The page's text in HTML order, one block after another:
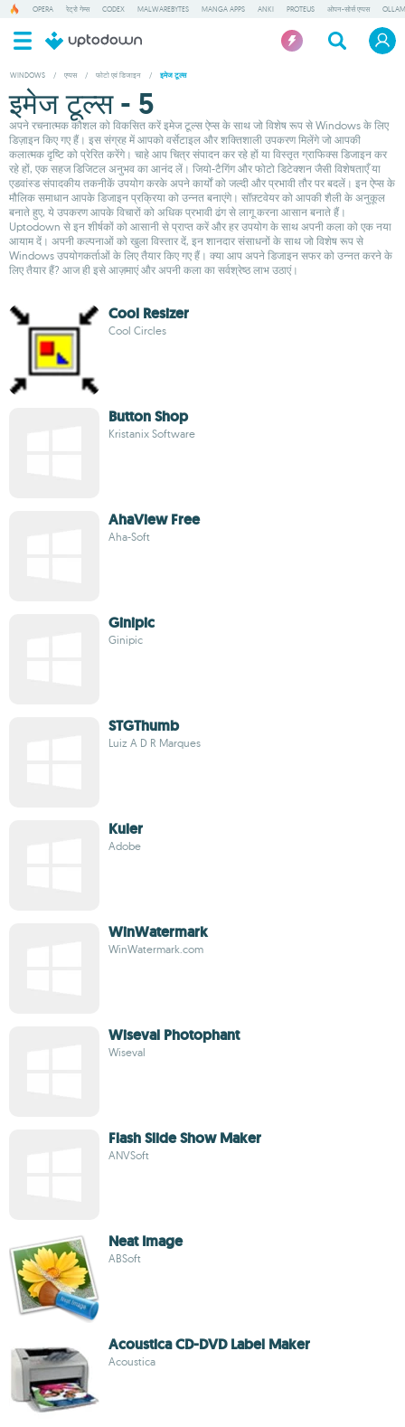
OPERA रेट्रो गेम्स CODEX MALWAREBYTES MANGA APPS ANKI PROTEUS ओपन-सोर्स एप्पस
WINDOWS / एप्पस / फोटो एवं डिजाइन / इमेज टूल्स
इमेज टूल्स - 5
अपने रचनात्मक कौशल को विकसित करें इमेज टूल्स ऐप्स के साथ जो विशेष रूप से Windows के लिए
डिज़ाइन किए गए हैं। इस संग्रह में आपको वर्सेटाइल और शक्तिशाली उपकरण मिलेंगे जो आपकी
कलात्मक दृष्टि को प्रेरित करेंगे। चाहे आप चित्र संपादन कर रहे हों या विस्तृत ग्राफिक्स डिजाइन कर
रहे हों, एक सहज डिजिटल अनुभव का आनंद लें। जियो-टैगिंग और फोटो डिटेक्शन जैसी विशेषताएँ या
एडवांस्ड संपादकीय तकनीकें उपयोग करके अपने कार्यों को जल्दी और प्रभावी तौर पर बदलें। इन ऐप्स के
मौलिक समाधान आपके डिजाइन प्रक्रिया को उन्नत बनाएंगे। सॉफ़्टवेयर को आपकी शैली के अनुकूल
बनाते हुए, ये उपकरण आपके विचारों को अधिक प्रभावी ढंग से लागू करना आसान बनाते हैं।
Uptodown से इन शीर्षकों को आसानी से प्राप्त करें और हर उपयोग के साथ अपनी कला को एक नया
आयाम दें। अपनी कल्पनाओं को खुला विस्तार दें, इन शानदार संसाधनों के साथ जो विशेष रूप से
Windows उपयोगकर्ताओं के लिए तैयार किए गए हैं। क्या आप अपने डिजाइन सफर को उन्नत करने के
लिए तैयार हैं? आज ही इसे आज़माएं और अपनी कला का सर्वश्रेष्ठ लाभ उठाएं।
Cool Resizer
Cool Circles
Button Shop
Kristanix Software
AhaView Free
Aha-Soft
Ginipic
Ginipic
STGThumb
Luiz A D R Marques
Kuler
Adobe
WinWatermark
WinWatermark.com
Wiseval Photophant
Wiseval
Flash Slide Show Maker
ANVSoft
Neat Image
ABSoft
Acoustica CD-DVD Label Maker
Acoustica